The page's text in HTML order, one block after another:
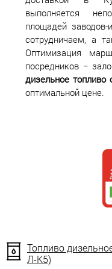
выполняется
площадей
сотрудничаем, а
Оптимизация
посредников −
дизельное
оптимальной цене.
Топливо
Л-К5)